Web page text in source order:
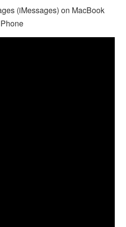
(iMessages) on MacBook